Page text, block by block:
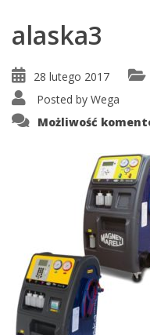
alaska3
28 lutego 2017
Posted by Wega
Możliwość